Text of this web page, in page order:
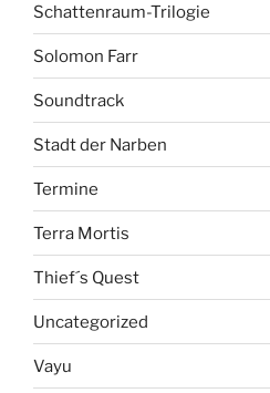
Schattenraum-Trilogie
Solomon Farr
Soundtrack
Stadt der Narben
Termine
Terra Mortis
Thief´s Quest
Uncategorized
Vayu